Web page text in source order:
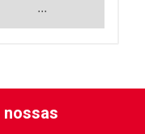
...
nossas